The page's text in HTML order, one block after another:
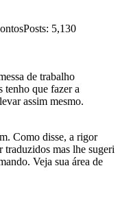
Posts: 5,130
de trabalho
tenho que fazer a
assim mesmo.
Como disse, a rigor
traduzidos mas lhe sugeri
Veja sua área de